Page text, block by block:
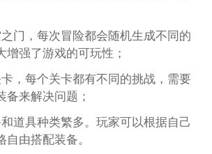
门，每次冒险都会随机生成不同的
增强了游戏的可玩性；
，每个关卡都有不同的挑战，需要
备来解决问题；
道具种类繁多。玩家可以根据自己
由搭配装备。